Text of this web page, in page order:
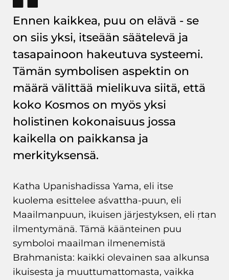
Ennen kaikkea, puu on elävä - se
on siis yksi, itseään säätelevä ja
tasapainoon hakeutuva systeemi.
Tämän symbolisen aspektin on
määrä välittää mielikuva siitä, että
koko Kosmos on myös yksi
holistinen kokonaisuus jossa
kaikella on paikkansa ja
merkityksensä.
Katha Upanishadissa Yama, eli itse
kuolema esittelee aśvattha-puun, eli
Maailmanpuun, ikuisen järjestyksen, eli ṛtan
ilmentymänä. Tämä käänteinen puu
symboloi maailman ilmenemistä
Brahmanista: kaikki olevainen saa alkunsa
ikuisesta ja muuttumattomasta, vaikka